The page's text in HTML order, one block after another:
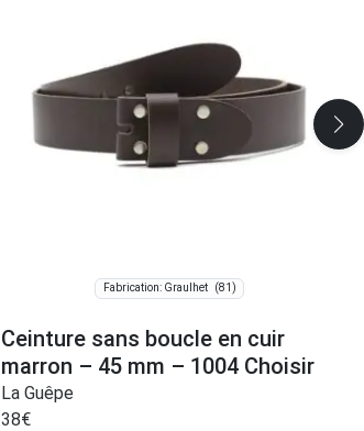
Fabrication: Graulhet (81)
Ceinture sans boucle en cuir
marron – 45 mm – 1004 Choisir
La Guêpe
38€